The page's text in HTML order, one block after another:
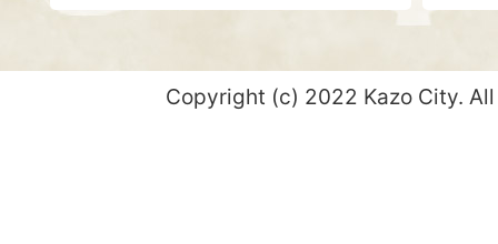
Copyright (c) 2022 Kazo City.